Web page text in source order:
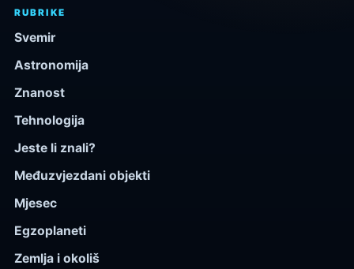
RUBRIKE
Svemir
Astronomija
Znanost
Tehnologija
Jeste li znali?
Međuzvjezdani objekti
Mjesec
Egzoplaneti
Zemlja i okoliš